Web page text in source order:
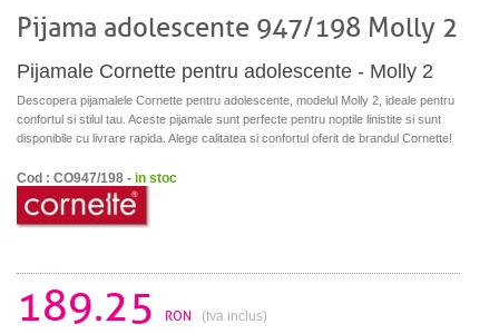
Pijama adolescente 947/198 Molly 2
Pijamale Cornette pentru adolescente - Molly 2
Descopera pijamalele Cornette pentru adolescente, modelul Molly 2, ideale pentru
confortul si stilul tau. Aceste pijamale sunt perfecte pentru noptile linistite si sunt
disponibile cu livrare rapida. Alege calitatea si confortul oferit de brandul Cornette!
Cod : CO947/198 - in stoc
189.25 RON (tva inclus)